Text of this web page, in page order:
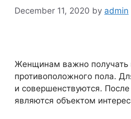
December 11, 2020 by admin
Женщинам важно получать
противоположного пола.
и совершенствуются.
являются объектом